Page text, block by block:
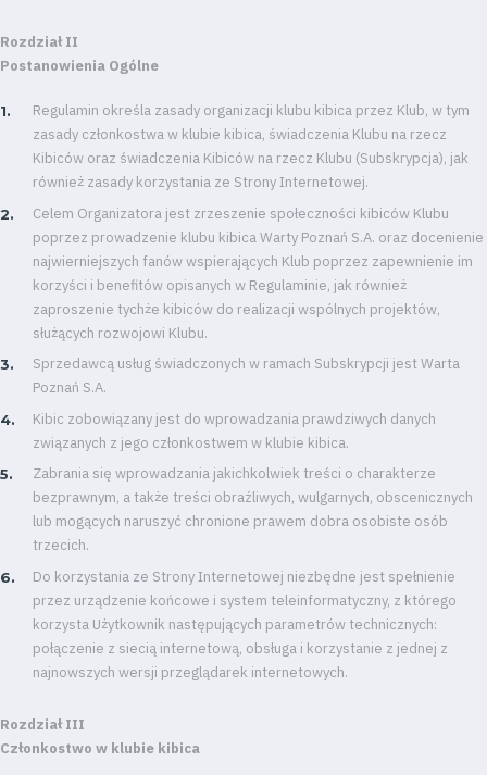
Rozdział II
Postanowienia Ogólne
Regulamin określa zasady organizacji klubu kibica przez Klub, w tym
zasady członkostwa w klubie kibica, świadczenia Klubu na rzecz
Kibiców oraz świadczenia Kibiców na rzecz Klubu (Subskrypcja), jak
również zasady korzystania ze Strony Internetowej.
Celem Organizatora jest zrzeszenie społeczności kibiców Klubu
poprzez prowadzenie klubu kibica Warty Poznań S.A. oraz docenienie
najwierniejszych fanów wspierających Klub poprzez zapewnienie im
korzyści i benefitów opisanych w Regulaminie, jak również
zaproszenie tychże kibiców do realizacji wspólnych projektów,
służących rozwojowi Klubu.
Sprzedawcą usług świadczonych w ramach Subskrypcji jest Warta
Poznań S.A.
Kibic zobowiązany jest do wprowadzania prawdziwych danych
związanych z jego członkostwem w klubie kibica.
Zabrania się wprowadzania jakichkolwiek treści o charakterze
bezprawnym, a także treści obraźliwych, wulgarnych, obscenicznych
lub mogących naruszyć chronione prawem dobra osobiste osób
trzecich.
Do korzystania ze Strony Internetowej niezbędne jest spełnienie
przez urządzenie końcowe i system teleinformatyczny, z którego
korzysta Użytkownik następujących parametrów technicznych:
połączenie z siecią internetową, obsługa i korzystanie z jednej z
najnowszych wersji przeglądarek internetowych.
Rozdział III
Członkostwo w klubie kibica